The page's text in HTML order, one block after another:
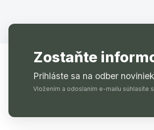
Zostaňte
Prihláste sa na odber
Vložením a odoslaním e-mailu súhlasíte